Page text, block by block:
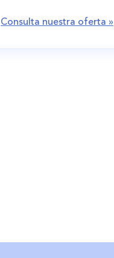
Consulta nuestra oferta »